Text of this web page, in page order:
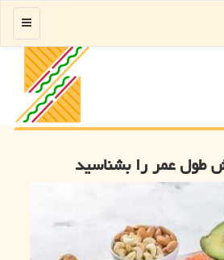
منو
طول عمر را بشناسید